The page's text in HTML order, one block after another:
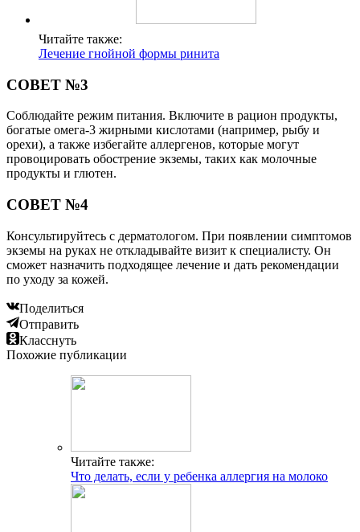
Читайте также:
Лечение гнойной формы ринита
СОВЕТ №3
Соблюдайте режим питания. Включите в рацион продукты,
богатые омега-3 жирными кислотами (например, рыбу и
орехи), а также избегайте аллергенов, которые могут
провоцировать обострение экземы, таких как молочные
продукты и глютен.
СОВЕТ №4
Консультируйтесь с дерматологом. При появлении симптомов
экземы на руках не откладывайте визит к специалисту. Он
сможет назначить подходящее лечение и дать рекомендации
по уходу за кожей.
Поделиться
Отправить
Класснуть
Похожие публикации
Читайте также:
Что делать, если у ребенка аллергия на молоко